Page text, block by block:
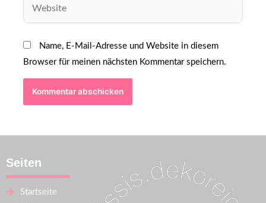
Name, E-Mail-Adresse und Website in diesem
Browser für meinen nächsten Kommentar speichern.
Seiten
Startseite